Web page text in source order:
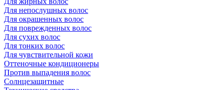
Для непослушных волос
Для окрашенных волос
Для поврежденных волос
Для сухих волос
Для тонких волос
Для чувствительной кожи
Оттеночные кондиционеры
Против выпадения волос
Солнцезащитные